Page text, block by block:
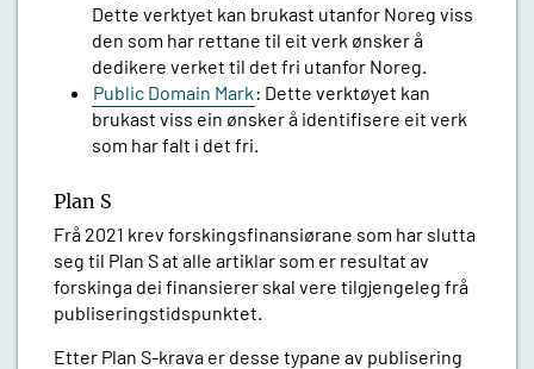
Dette verktyet kan brukast utanfor Noreg viss
den som har rettane til eit verk ønsker å
dedikere verket til det fri utanfor Noreg.
Public Domain Mark: Dette verktøyet kan
brukast viss ein ønsker å identifisere eit verk
som har falt i det fri.
Plan S
Frå 2021 krev forskingsfinansiørane som har slutta
seg til Plan S at alle artiklar som er resultat av
forskinga dei finansierer skal vere tilgjengeleg frå
publiseringstidspunktet.
Etter Plan S-krava er desse typane av publisering